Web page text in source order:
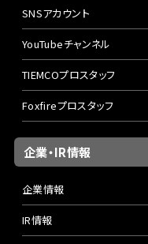
SNSアカウント
YouTubeチャンネル
TIEMCOプロスタッフ
Foxfireプロスタッフ
企業・IR情報
企業情報
IR情報